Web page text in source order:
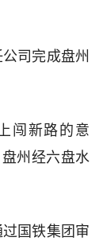
司完成盘州
闯新路的意
州经六盘水
国铁集团审